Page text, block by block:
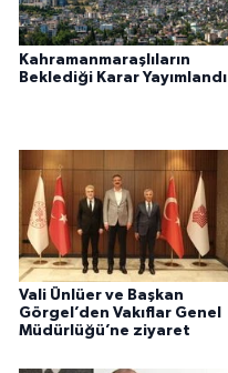
Kahramanmaraşlıların
Beklediği Karar Yayımlandı
Vali Ünlüer ve Başkan
Görgel’den Vakıflar Genel
Müdürlüğü’ne ziyaret